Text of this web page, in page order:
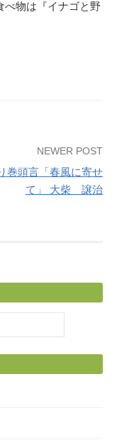
べ物は『イナゴと野
NEWER POST
巻頭言「春風に寄せ
て」 大柴 譲治